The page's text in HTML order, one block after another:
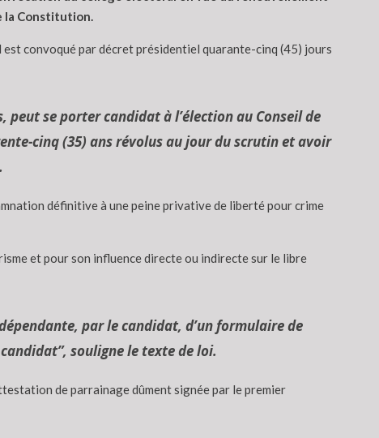
la Constitution.
convoqué par décret présidentiel quarante-cinq (45) jours
se porter candidat à l’élection au Conseil de
cinq (35) ans révolus au jour du scrutin et avoir
définitive à une peine privative de liberté pour crime
et pour son influence directe ou indirecte sur le libre
par le candidat, d’un formulaire de
souligne le texte de loi.
de parrainage dûment signée par le premier